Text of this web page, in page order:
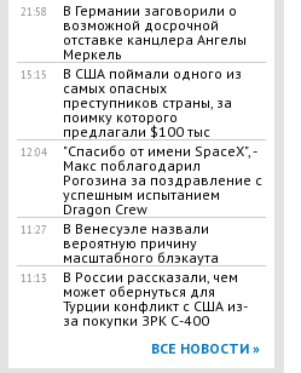
21:58
В Германии заговорили о
возможной досрочной
отставке канцлера Ангелы
Меркель
15:15
В США поймали одного из
самых опасных
преступников страны, за
поимку которого
предлагали $100 тыс
12:04
​"Спасибо от имени SpaceX", -
Макс поблагодарил
Рогозина за поздравление с
успешным испытанием
Dragon Crew
11:27
В Венесуэле назвали
вероятную причину
масштабного блэкаута
11:13
В России рассказали, чем
может обернуться для
Турции конфликт с США из-
за покупки ЗРК С-400
ВСЕ НОВОСТИ »